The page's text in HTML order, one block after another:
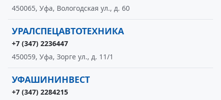
450065, Уфа, Вологодская ул., д. 60
УРАЛСПЕЦАВТОТЕХНИКА
+7 (347) 2236447
450059, Уфа, Зорге ул., д. 11/1
УФАШИНИНВЕСТ
+7 (347) 2284215